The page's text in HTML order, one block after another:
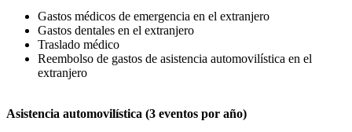
Gastos médicos de emergencia en el extranjero
Gastos dentales en el extranjero
Traslado médico
Reembolso de gastos de asistencia automovilística en el
extranjero
Asistencia automovilística (3 eventos por año)